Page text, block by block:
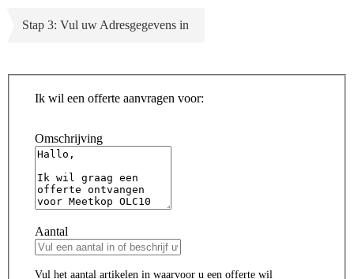
Stap 3: Vul uw Adresgegevens in
Ik wil een offerte aanvragen voor:
Omschrijving
Aantal
Vul het aantal artikelen in waarvoor u een offerte wil